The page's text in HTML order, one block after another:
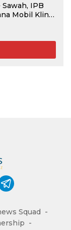
IPB
Mobil Klinik
Squad